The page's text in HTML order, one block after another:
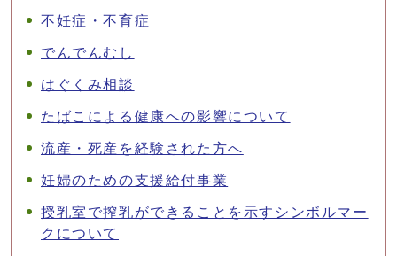
不妊症・不育症
でんでんむし
はぐくみ相談
たばこによる健康への影響について
流産・死産を経験された方へ
妊婦のための支援給付事業
授乳室で搾乳ができることを示すシンボルマー
クについて